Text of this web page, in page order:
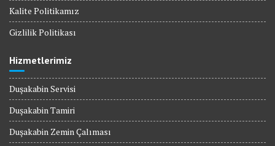
Kalite Politikamız
Gizlilik Politikası
Hizmetlerimiz
Duşakabin Servisi
Duşakabin Tamiri
Duşakabin Zemin Çalıması